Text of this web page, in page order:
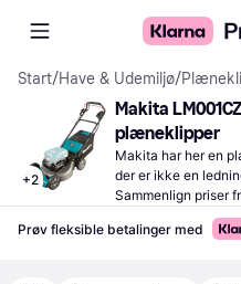
Start/Have & Udemiljø/
+2
Makita
plæneklipper
Makita har her en
der er ikke en
mm er praktisk,
Sammenlign priser
Prøv fleksible betalinger med